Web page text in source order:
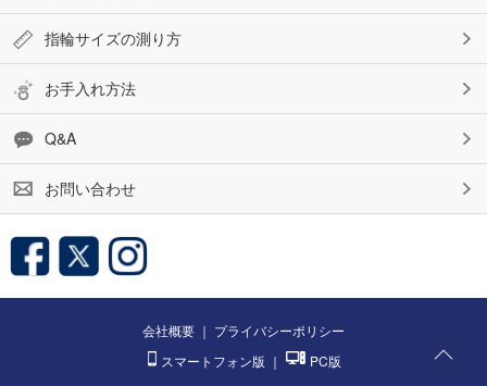
指輪サイズの測り方
お手入れ方法
Q&A
お問い合わせ
会社概要 ｜ プライバシーポリシー
スマートフォン版 ｜ PC版